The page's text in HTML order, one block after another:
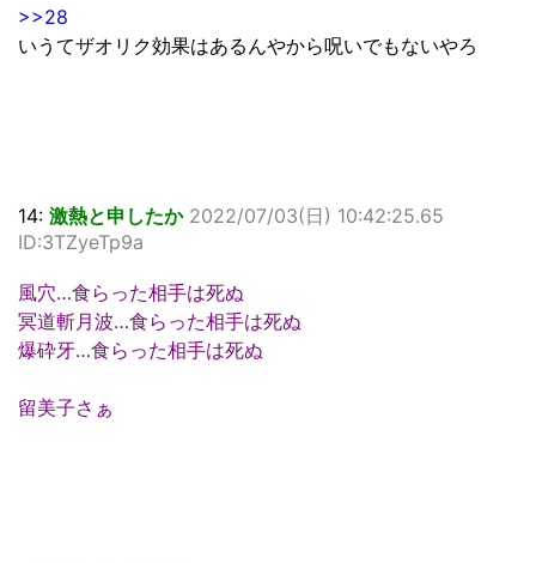
>>28
いうてザオリク効果はあるんやから呪いでもないやろ
14: 激熱と申したか 2022/07/03(日) 10:42:25.65
ID:3TZyeTp9a
風穴…食らった相手は死ぬ
冥道斬月波…食らった相手は死ぬ
爆砕牙…食らった相手は死ぬ
留美子さぁ